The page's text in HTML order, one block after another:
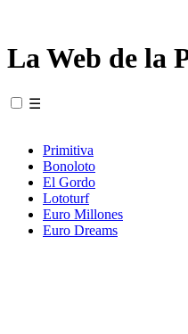
La Web de la
☰
Primitiva
Bonoloto
El Gordo
Lototurf
Euro Millones
Euro Dreams